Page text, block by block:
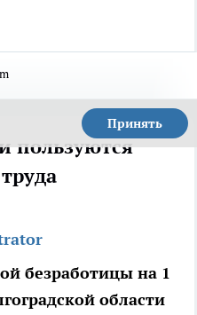
Принять
пользуются
безработицы на 1
области